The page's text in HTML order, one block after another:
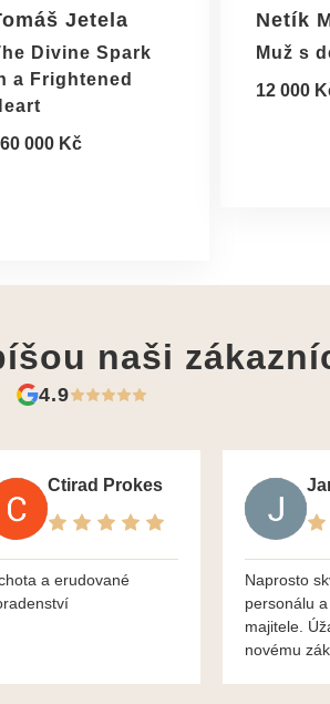
Jetela
Divine Spark
a Frightened
000 Kč
Netík
Muž s
12 000
naši
4.9
Ctirad Prokes
a erudované
Naprosto
personálu
majitele.
novému